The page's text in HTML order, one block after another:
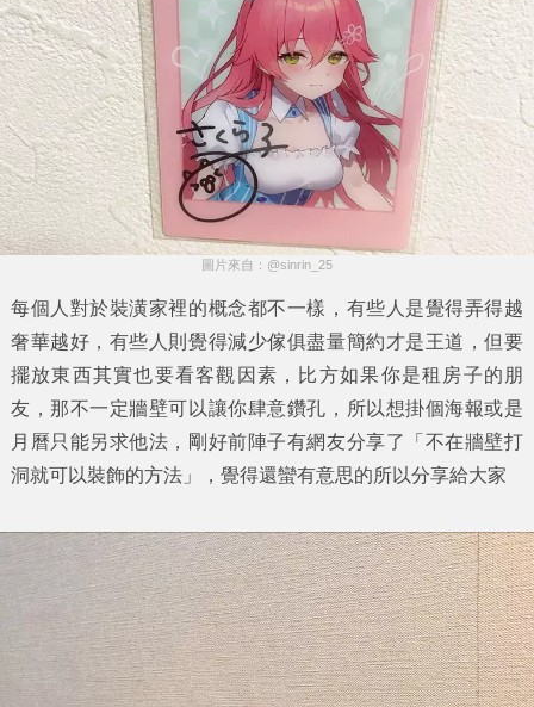
圖片來自：@sinrin_25
每個人對於裝潢家裡的概念都不一樣，有些人是覺得弄得越
奢華越好，有些人則覺得減少傢俱盡量簡約才是王道，但要
擺放東西其實也要看客觀因素，比方如果你是租房子的朋
友，那不一定牆壁可以讓你肆意鑽孔，所以想掛個海報或是
月曆只能另求他法，剛好前陣子有網友分享了「 不在牆壁打
洞就可以裝飾的方法」，覺得還蠻有意思的所以分享給大家